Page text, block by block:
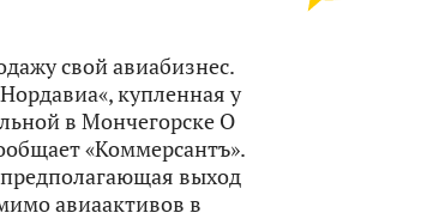
свой авиабизнес.
купленная у
в Мончегорске О
«Коммерсантъ».
выход
авиаактивов в